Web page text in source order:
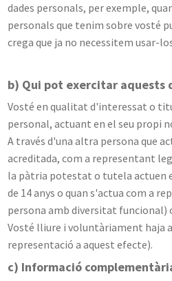
dades personals, per exemple,
personals que tenim sobre vosté
crega que ja no necessitem usar-
b) Qui pot exercitar aquests
Vosté en qualitat d'interessat o
personal, actuant en el seu propi
A través d'una altra persona que
acreditada, com a representant
la pàtria potestat o tutela actuen
de 14 anys o quan s'actua com a
persona amb diversitat funcional)
Vosté lliure i voluntàriament haja
representació a aquest efecte).
c) Informació